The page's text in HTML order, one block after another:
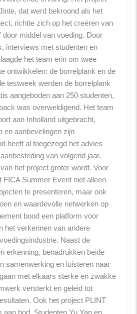
dat werd bekroond als het
richtte zich op het creëren van
door middel van voeding. Door
interviews met studenten en
het team erin om twee
ontwikkelen: de borrelplank en de
testweek werden de borrelplank
aangeboden aan 250 studenten,
was overweldigend. Het team
aan Inholland uitgebracht,
en aanbevelingen zijn
heeft al toegezegd het advies
van volgend jaar,
het project groter wordt. Voor
FICA Summer Event niet alleen
te presenteren, maar ook
en waardevolle netwerken op
bood een platform voor
het verkennen van andere
Naast de
erkenning, benadrukken beide
samenwerking en luisteren naar
met elkaars sterke en zwakke
versterkt en geleid tot
Ook het project PLINT